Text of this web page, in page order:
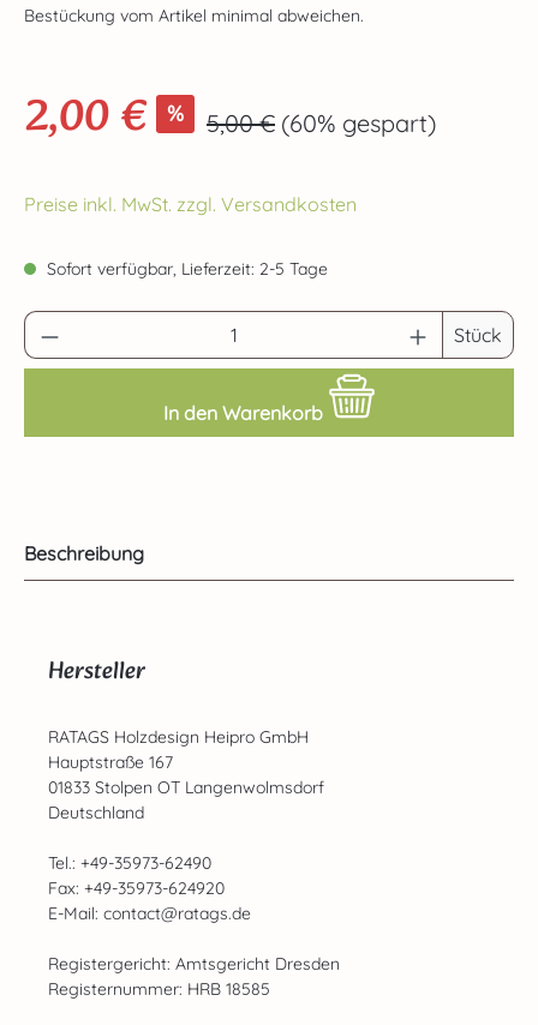
Bestückung vom Artikel minimal abweichen.
Verkaufspreis:
2,00 € % Regulärer Preis:
5,00 € (60% gespart)
Preise inkl. MwSt. zzgl. Versandkosten
Sofort verfügbar, Lieferzeit: 2-5 Tage
Produkt Anzahl: Gib den gewünschtenStück
In den Warenkorb
Beschreibung
Hersteller
RATAGS Holzdesign Heipro GmbH
Hauptstraße 167
01833 Stolpen OT Langenwolmsdorf
Deutschland
Tel.: +49-35973-62490
Fax: +49-35973-624920
E-Mail: contact@ratags.de
Registergericht: Amtsgericht Dresden
Registernummer: HRB 18585